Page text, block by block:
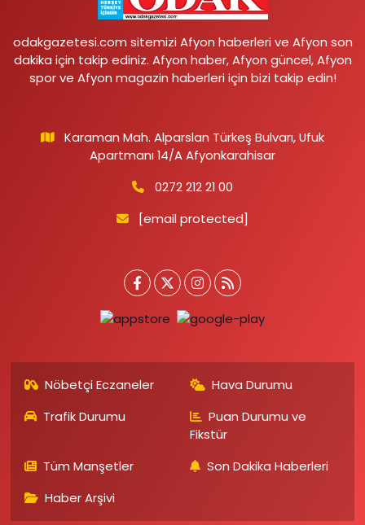
odakgazetesi.com sitemizi Afyon haberleri ve Afyon son
dakika için takip ediniz. Afyon haber, Afyon güncel, Afyon
spor ve Afyon magazin haberleri için bizi takip edin!
Karaman Mah. Alparslan Türkeş Bulvarı, Ufuk
Apartmanı 14/A Afyonkarahisar
0272 212 21 00
[email protected]
Nöbetçi Eczaneler
Hava Durumu
Trafik Durumu
Puan Durumu ve
Fikstür
Tüm Manşetler
Son Dakika Haberleri
Haber Arşivi